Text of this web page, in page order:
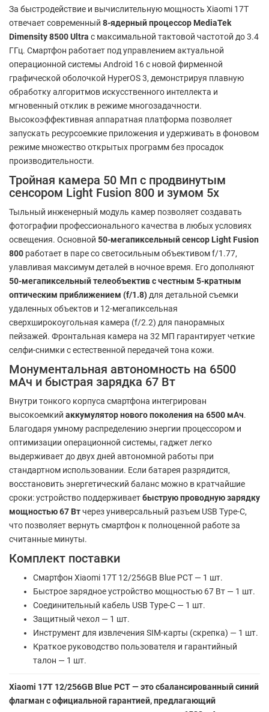
За быстродействие и вычислительную мощность Xiaomi 17T
отвечает современный 8-ядерный процессор MediaTek
Dimensity 8500 Ultra с максимальной тактовой частотой до 3.4
ГГц. Смартфон работает под управлением актуальной
операционной системы Android 16 с новой фирменной
графической оболочкой HyperOS 3, демонстрируя плавную
обработку алгоритмов искусственного интеллекта и
мгновенный отклик в режиме многозадачности.
Высокоэффективная аппаратная платформа позволяет
запускать ресурсоемкие приложения и удерживать в фоновом
режиме множество открытых программ без просадок
производительности.
Тройная камера 50 Мп с продвинутым
сенсором Light Fusion 800 и зумом 5х
Тыльный инженерный модуль камер позволяет создавать
фотографии профессионального качества в любых условиях
освещения. Основной 50-мегапиксельный сенсор Light Fusion
800 работает в паре со светосильным объективом f/1.77,
улавливая максимум деталей в ночное время. Его дополняют
50-мегапиксельный телеобъектив с честным 5-кратным
оптическим приближением (f/1.8) для детальной съемки
удаленных объектов и 12-мегапиксельная
сверхширокоугольная камера (f/2.2) для панорамных
пейзажей. Фронтальная камера на 32 МП гарантирует четкие
селфи-снимки с естественной передачей тона кожи.
Монументальная автономность на 6500
мАч и быстрая зарядка 67 Вт
Внутри тонкого корпуса смартфона интегрирован
высокоемкий аккумулятор нового поколения на 6500 мАч.
Благодаря умному распределению энергии процессором и
оптимизации операционной системы, гаджет легко
выдерживает до двух дней автономной работы при
стандартном использовании. Если батарея разрядится,
восстановить энергетический баланс можно в кратчайшие
сроки: устройство поддерживаетбыструю проводную зарядку
мощностью 67 Втчерез универсальный разъем USB Type-C,
что позволяет вернуть смартфон к полноценной работе за
считанные минуты.
Комплект поставки
Смартфон Xiaomi 17T 12/256GB Blue РСТ — 1 шт.
Быстрое зарядное устройство мощностью 67 Вт — 1 шт.
Соединительный кабель USB Type-C — 1 шт.
Защитный чехол — 1 шт.
Инструмент для извлечения SIM-карты (скрепка) — 1 шт.
Краткое руководство пользователя и гарантийный
талон — 1 шт.
Xiaomi 17T 12/256GB Blue РСТ — это сбалансированный синий
флагман с официальной гарантией, предлагающий